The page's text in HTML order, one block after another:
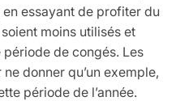
essayant de profiter du
moins utilisés et
de congés. Les
ne donner qu’un exemple,
période de l’année.